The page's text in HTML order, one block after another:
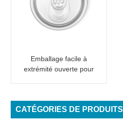
Emballage facile à
extrémité ouverte pour
CATÉGORIES DE PRODUITS